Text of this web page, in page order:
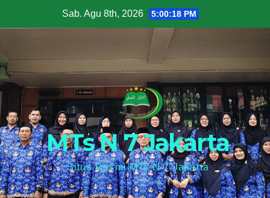
to
Sab. Agu 8th, 2026 5:00:19 PM
MTs N 7 Jakarta
Situs Resmi MTs N 7 Jakarta